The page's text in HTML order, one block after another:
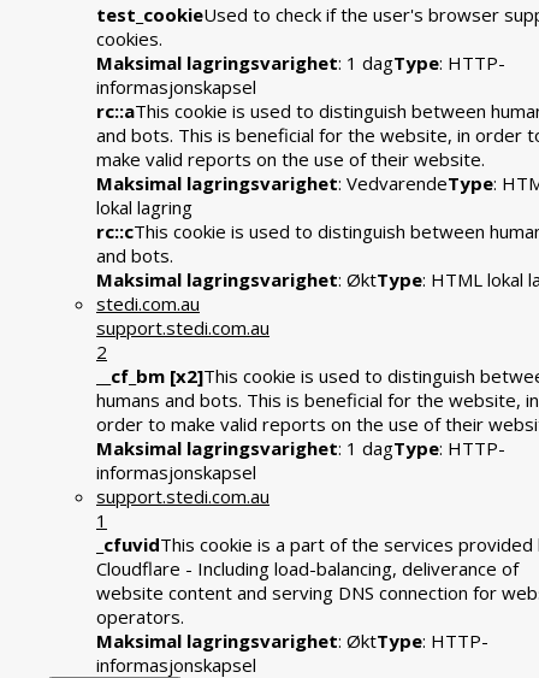
test_cookieUsed to check if the user's browser
cookies.
Maksimal lagringsvarighet: 1 dagType: HTTP-
informasjonskapsel
rc::aThis cookie is used to distinguish between
and bots. This is beneficial for the website, in order
make valid reports on the use of their website.
Maksimal lagringsvarighet: VedvarendeType:
lokal lagring
rc::cThis cookie is used to distinguish between
and bots.
Maksimal lagringsvarighet: ØktType: HTML lokal
stedi.com.au
support.stedi.com.au
2
__cf_bm [x2]This cookie is used to distinguish
humans and bots. This is beneficial for the website, in
order to make valid reports on the use of their
Maksimal lagringsvarighet: 1 dagType: HTTP-
informasjonskapsel
support.stedi.com.au
1
_cfuvidThis cookie is a part of the services provided
Cloudflare - Including load-balancing, deliverance of
website content and serving DNS connection for
operators.
Maksimal lagringsvarighet: ØktType: HTTP-
informasjonskapsel